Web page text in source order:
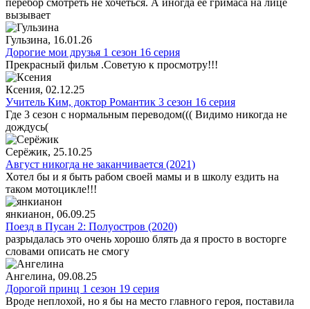
перебор смотреть не хочеться. А иногда её гримаса на лице
вызывает
Гульзина, 16.01.26
Дорогие мои друзья 1 сезон 16 серия
Прекрасный фильм .Советую к просмотру!!!
Ксения, 02.12.25
Учитель Ким, доктор Романтик 3 сезон 16 серия
Где 3 сезон с нормальным переводом((( Видимо никогда не
дождусь(
Серёжик, 25.10.25
Август никогда не заканчивается (2021)
Хотел бы и я быть рабом своей мамы и в школу ездить на
таком мотоцикле!!!
янкианон, 06.09.25
Поезд в Пусан 2: Полуостров (2020)
разрыдалась это очень хорошо блять да я просто в восторге
словами описать не смогу
Ангелина, 09.08.25
Дорогой принц 1 сезон 19 серия
Вроде неплохой, но я бы на место главного героя, поставила